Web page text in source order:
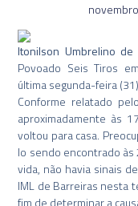
Itonilson Umbrelino de
Povoado Seis Tiros
última segunda-feira
Conforme relatado
aproximadamente às
voltou para casa.
lo sendo encontrado às
vida, não havia sinais
IML de Barreiras nesta
fim de determinar a